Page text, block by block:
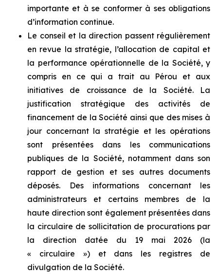
importante et à se conformer à ses obligations
d’information continue.
Le conseil et la direction passent régulièrement
en revue la stratégie, l’allocation de capital et
la performance opérationnelle de la Société, y
compris en ce qui a trait au Pérou et aux
initiatives de croissance de la Société. La
justification stratégique des activités de
financement de la Société ainsi que des mises à
jour concernant la stratégie et les opérations
sont présentées dans les communications
publiques de la Société, notamment dans son
rapport de gestion et ses autres documents
déposés. Des informations concernant les
administrateurs et certains membres de la
haute direction sont également présentées dans
la circulaire de sollicitation de procurations par
la direction datée du 19 mai 2026 (la
« circulaire ») et dans les registres de
divulgation de la Société.